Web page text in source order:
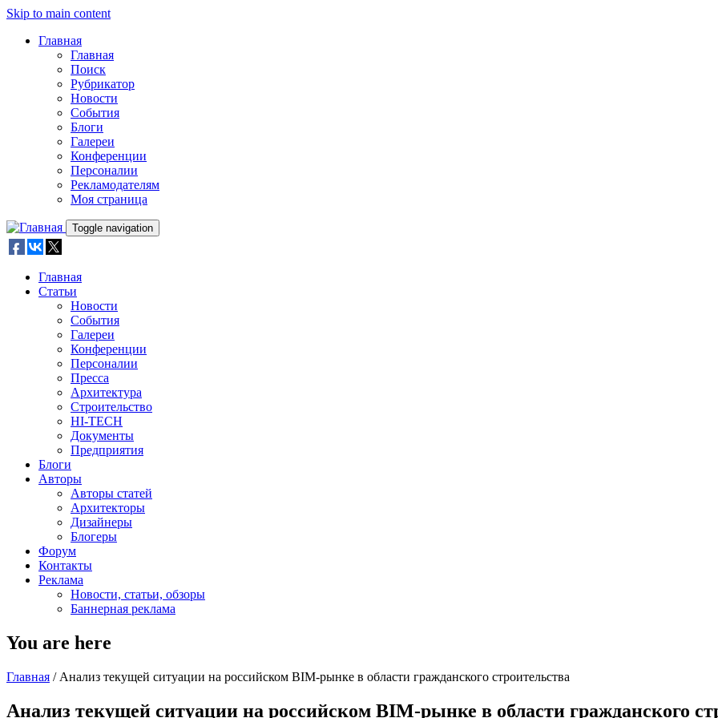
Skip to main content
Главная
Главная
Поиск
Рубрикатор
Новости
События
Блоги
Галереи
Конференции
Персоналии
Рекламодателям
Моя страница
Toggle navigation
Главная
Статьи
Новости
События
Галереи
Конференции
Персоналии
Пресса
Архитектура
Строительство
HI-TECH
Документы
Предприятия
Блоги
Авторы
Авторы статей
Архитекторы
Дизайнеры
Блогеры
Форум
Контакты
Реклама
Новости, статьи, обзоры
Баннерная реклама
You are here
Главная / Анализ текущей ситуации на российском BIM-рынке в области гражданского строительства
Анализ текущей ситуации на российском BIM-рынке в области гражданского